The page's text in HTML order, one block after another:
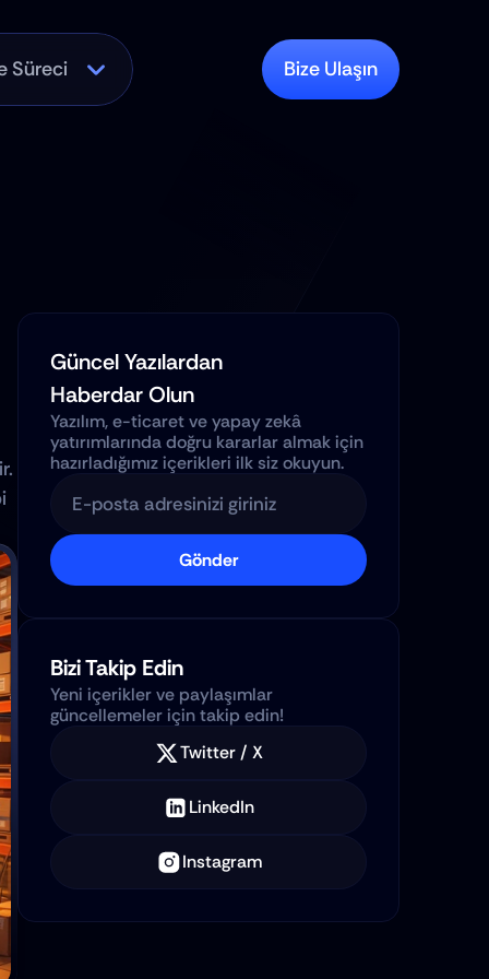
Süreci Bize Ulaşın
Güncel Yazılardan
Haberdar Olun
Yazılım, e-ticaret ve yapay zekâ
yatırımlarında doğru kararlar almak için
hazırladığımız içerikleri ilk siz okuyun.
Gönder
Bizi Takip Edin
Yeni içerikler ve paylaşımlar
güncellemeler için takip edin!
Twitter / X
LinkedIn
Instagram